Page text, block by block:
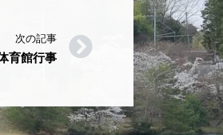
次の記事
育館行事